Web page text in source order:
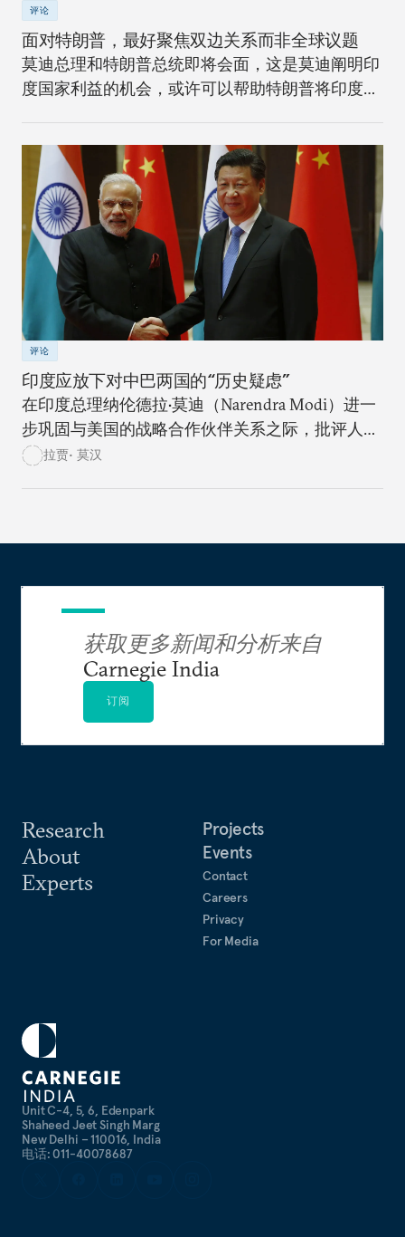
评论
面对特朗普，最好聚焦双边关系而非全球议题
莫迪总理和特朗普总统即将会面，这是莫迪阐明印
度国家利益的机会，或许可以帮助特朗普将印度看
评论
印度应放下对中巴两国的“历史疑虑”
在印度总理纳伦德拉•莫迪（Narendra Modi）进一
步巩固与美国的战略合作伙伴关系之际，批评人士
和怀疑论者也对印度亲美战略的代价产生了质疑。
拉贾• 莫汉
Unit C-4, 5, 6, Edenpark
Shaheed Jeet Singh Marg
New Delhi – 110016, India
电话: 011-40078687
Research
About
Experts
Projects
Events
Contact
Careers
Privacy
For Media
获取更多新闻和分析来自
Carnegie India
订阅